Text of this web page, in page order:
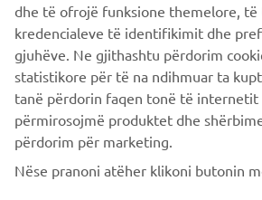
CORPORATE
B2B
PIÙ YAMAHA
dhe të ofrojë funksione themelore,
kredencialeve të identifikimit dhe
gjuhëve. Ne gjithashtu përdorim
statistikore për të na ndihmuar ta
tanë përdorin faqen tonë të internetit
përmirosojmë produktet dhe
përdorim për marketing.
Nëse pranoni atëher klikoni butonin